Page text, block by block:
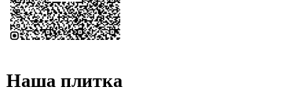
Наша плитка